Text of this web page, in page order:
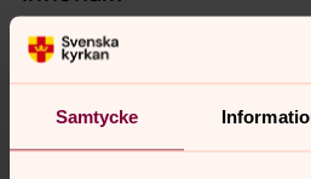
Samtycke
Dela